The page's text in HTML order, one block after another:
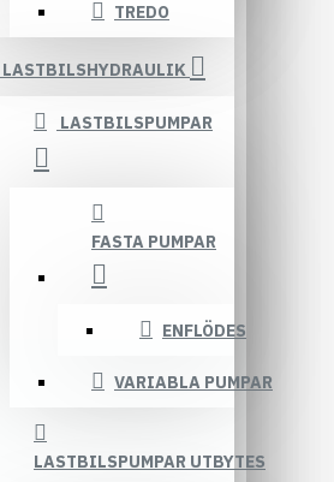
TREDO
LASTBILSHYDRAULIK
LASTBILSPUMPAR
FASTA PUMPAR
ENFLÖDES
VARIABLA PUMPAR
LASTBILSPUMPAR UTBYTES